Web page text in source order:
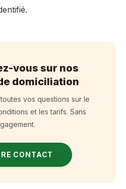
vous sur nos
domiciliation
vos questions sur le
et les tarifs. Sans
CONTACT